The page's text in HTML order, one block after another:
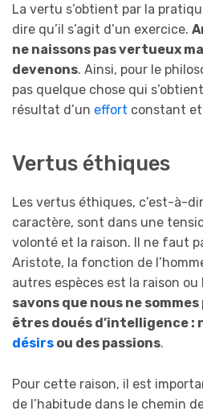
La vertu s’obtient par la
dire qu’il s’agit d’un exercice.
ne naissons pas vertueux
devenons. Ainsi, pour le
pas quelque chose qui
résultat d’un effort constant
Vertus éthiques
Les vertus éthiques, c’est-à-
caractère, sont dans une
volonté et la raison. Il ne faut
Aristote, la fonction de
autres espèces est la raison ou
savons que nous ne
êtres doués d’intelligence :
désirs ou des passions.
Pour cette raison, il est
de l’habitude dans le chemin